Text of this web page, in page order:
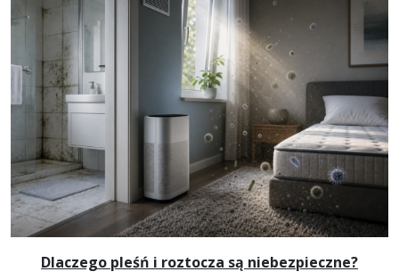
Dlaczego pleśń i roztocza są niebezpieczne?